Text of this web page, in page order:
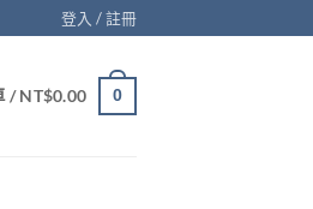
登入 / 註冊
/NT$0.00 0